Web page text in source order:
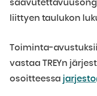
liittyen taulukon
Toiminta-
vastaa TREYn
osoitteessa